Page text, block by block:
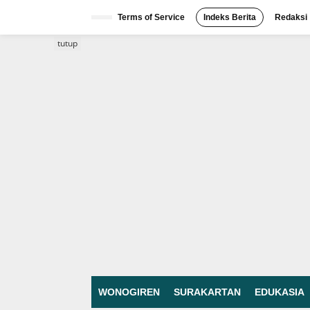
Terms of Service Indeks Berita Redaksi
WONOGIREN SURAKARTAN EDUKASIA
tutup